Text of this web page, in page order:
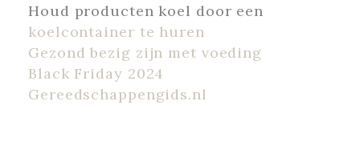
Houd producten koel door een
koelcontainer te huren
Gezond bezig zijn met voeding
Black Friday 2024
Gereedschappengids.nl